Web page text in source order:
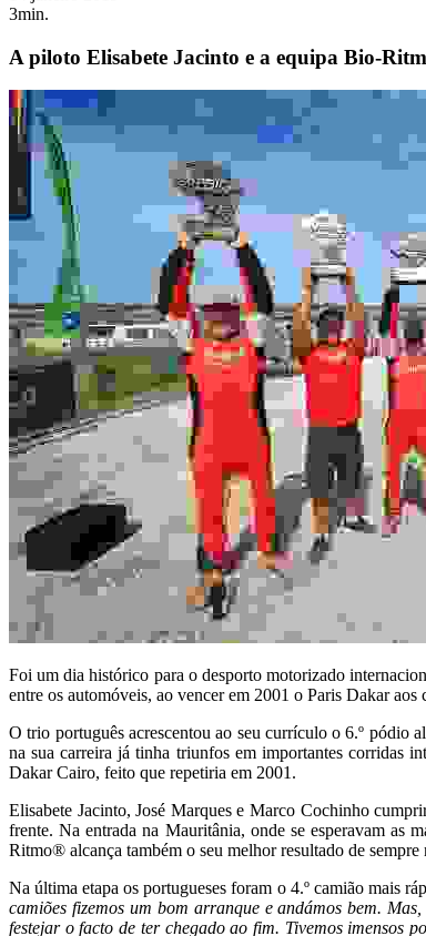
3min.
A piloto Elisabete Jacinto e a equipa Bio-
Foi um dia histórico para o desporto motorizado
entre os automóveis, ao vencer em 2001 o Paris Dakar
O trio português acrescentou ao seu currículo o 6.º pódio
na sua carreira já tinha triunfos em importantes corridas
Dakar Cairo, feito que repetiria em 2001.
Elisabete Jacinto, José Marques e Marco Cochinho
frente. Na entrada na Mauritânia, onde se esperavam as
Ritmo® alcança também o seu melhor resultado de
Na última etapa os portugueses foram o 4.º camião mais
camiões fizemos um bom arranque e andámos bem.
festejar o facto de ter chegado ao fim. Tivemos imensos